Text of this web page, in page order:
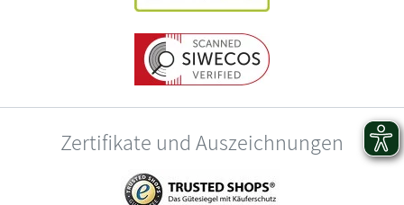
Zertifikate und Auszeichnungen